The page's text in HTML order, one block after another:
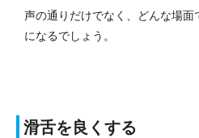
声の通りだけでなく、どんな場面
になるでしょう。
滑舌を良くする